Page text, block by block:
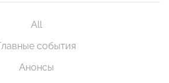
All
события
Анонсы